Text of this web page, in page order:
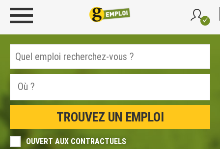
OUVERT AUX CONTRACTUELS